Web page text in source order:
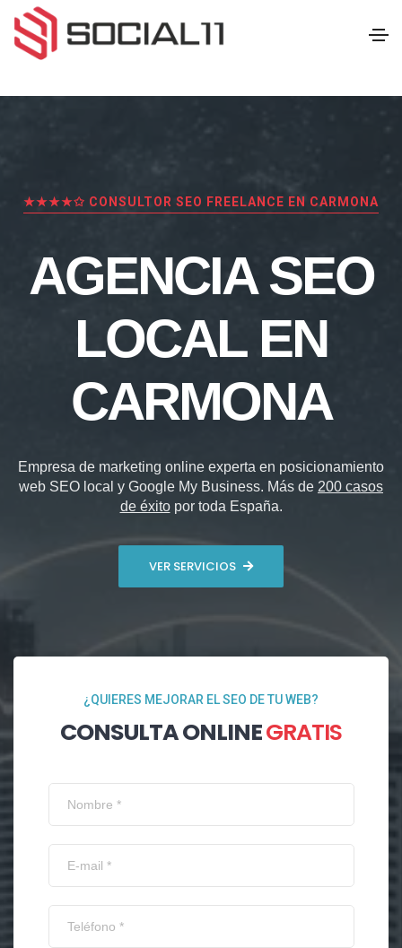
★★★★✩ CONSULTOR SEO FREELANCE EN CARMONA
AGENCIA SEO
LOCAL EN
CARMONA
Empresa de marketing online experta en posicionamiento
web SEO local y Google My Business. Más de 200 casos
de éxitopor toda España.
VER SERVICIOS
¿QUIERES MEJORAR EL SEO DE TU WEB?
CONSULTA ONLINEGRATIS